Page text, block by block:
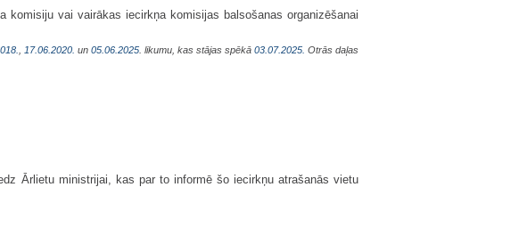
vai vairākas iecirkņa komisijas balsošanas organizēšanai
17.06.2020. un 05.06.2025 . likumu, kas stājas spēkā 03.07.2025. Otrās daļas
Ārlietu ministrijai, kas par to informē šo iecirkņu atrašanās vietu